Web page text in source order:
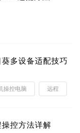
多设备适配技巧
操控电脑 远程
控方法详解